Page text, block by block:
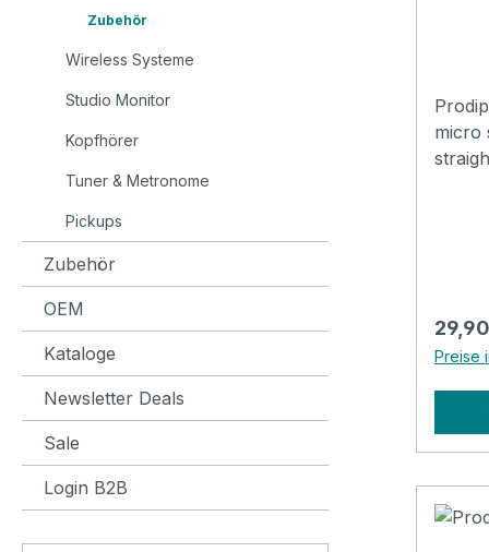
Zubehör
Wireless Systeme
Studio Monitor
Kopfhörer
Tuner & Metronome
Pickups
Zubehör
OEM
Kataloge
Newsletter Deals
Sale
Login B2B
micro
Preise